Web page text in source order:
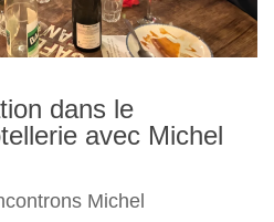
dans le
avec Michel
Michel